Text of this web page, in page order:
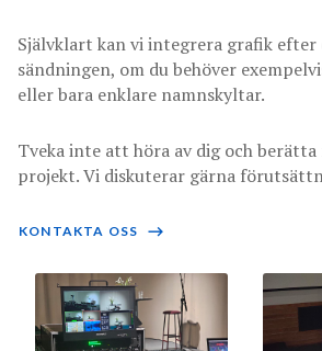
Självklart kan vi integrera grafik efter
sändningen, om du behöver
eller bara enklare namnskyltar.
Tveka inte att höra av dig och
projekt. Vi diskuterar gärna
KONTAKTA OSS ⟶